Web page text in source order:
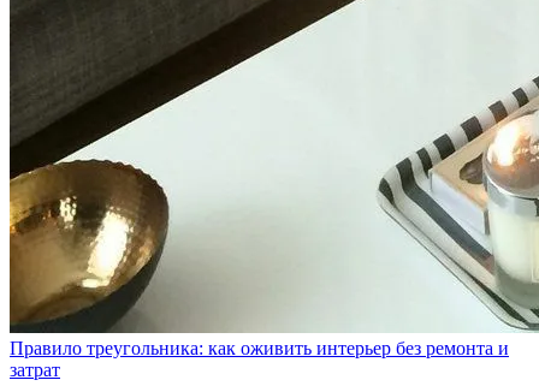
Правило треугольника: как оживить интерьер без ремонта и
затрат